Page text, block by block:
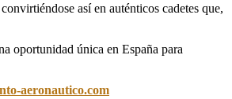
así en auténticos cadetes que,
oportunidad única en España para
aeronautico.com